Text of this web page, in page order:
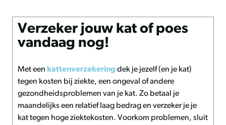
Verzeker jouw kat of poes
vandaag nog!
Met een kattenverzekering dek je jezelf (en je kat)
tegen kosten bij ziekte, een ongeval of andere
gezondheidsproblemen van je kat. Zo betaal je
maandelijks een relatief laag bedrag en verzeker je je
kat tegen hoge ziektekosten. Voorkom problemen, sluit